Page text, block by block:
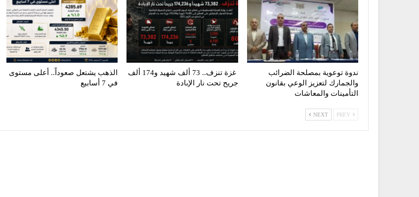
ندوة توعوية بمصلحة الضرائب
والجمارك لتعزيز الوعي بقانون
التأمينات والمعاشات
غزة تنزف.. 73 ألف شهيد و174 ألف
جريح تحت نار الإبادة
الذهب يشتعل صعوداً.. أعلى مستوى
في 7 أسابيع
NEXT